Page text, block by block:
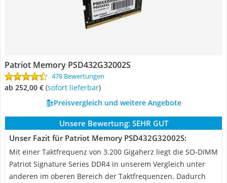
Patriot Memory PSD432G32002S
478 Bewertungen
ab 252,00 € ( Sofort lieferbar)
Preisvergleich und weitere Angebote
Unsere Bewertung: SEHR GUT
Unser Fazit für Patriot Memory PSD432G32002S:
Mit einer Taktfrequenz von 3.200 Gigaherz liegt die SO-DIMM
Patriot Signature Series DDR4 in unserem Vergleich unter
anderen im oberen Bereich der Taktfrequenzen. Dadurch